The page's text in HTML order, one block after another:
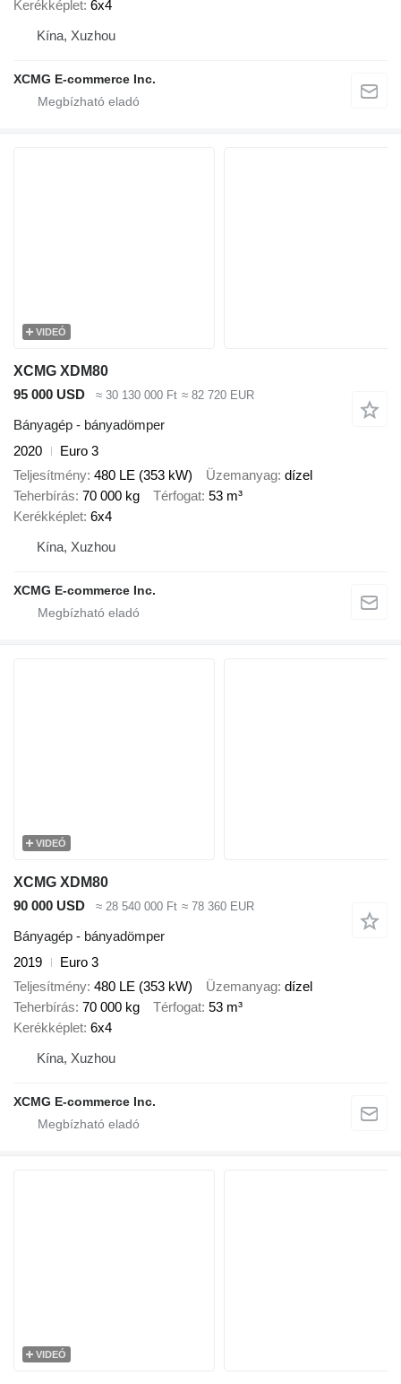
Kerékképlet 6x4
Kína, Xuzhou
XCMG E-commerce Inc.
VIDEÓ
XCMG XDM80
95 000 USD
≈ 30 130 000 Ft ≈ 82 720 EUR
Bányagép - bányadömper
2020
Euro 3
Teljesítmény 480 LE (353 kW) Üzemanyag dízel
Teherbírás 70 000 kg Térfogat 53 m³
Kerékképlet 6x4
Kína, Xuzhou
XCMG E-commerce Inc.
VIDEÓ
XCMG XDM80
90 000 USD
≈ 28 540 000 Ft ≈ 78 360 EUR
Bányagép - bányadömper
2019
Euro 3
Teljesítmény 480 LE (353 kW) Üzemanyag dízel
Teherbírás 70 000 kg Térfogat 53 m³
Kerékképlet 6x4
Kína, Xuzhou
XCMG E-commerce Inc.
VIDEÓ